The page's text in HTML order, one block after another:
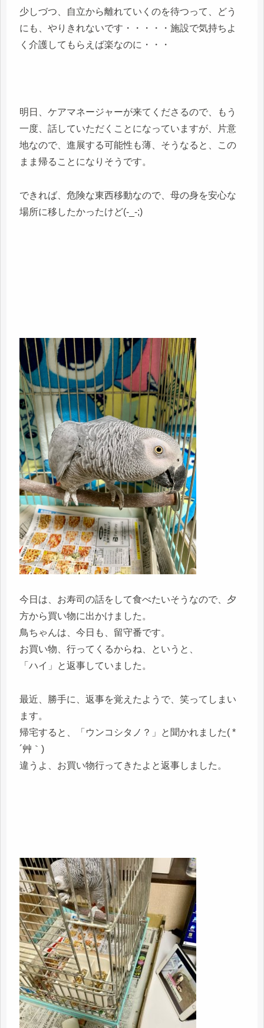
少しづつ、自立から離れていくのを待つって、どう
にも、やりきれないです・・・・・施設で気持ちよ
く介護してもらえば楽なのに・・・
明日、ケアマネージャーが来てくださるので、もう
一度、話していただくことになっていますが、片意
地なので、進展する可能性も薄、そうなると、この
まま帰ることになりそうです。
できれば、危険な東西移動なので、母の身を安心な
場所に移したかったけど(-_-;)
今日は、お寿司の話をして食べたいそうなので、夕
方から買い物に出かけました。
鳥ちゃんは、今日も、留守番です。
お買い物、行ってくるからね、というと、
「ハイ」と返事していました。
最近、勝手に、返事を覚えたようで、笑ってしまい
ます。
帰宅すると、「ウンコシタノ？」と聞かれました( *
´艸｀)
違うよ、お買い物行ってきたよと返事しました。